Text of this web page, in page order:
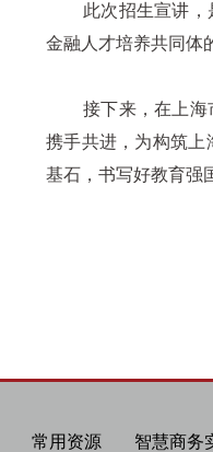
此次招生宣讲，是
金融人才培养共同体
接下来，在上海市
携手共进，为构筑上
基石，书写好教育强
常用资源 智慧商务